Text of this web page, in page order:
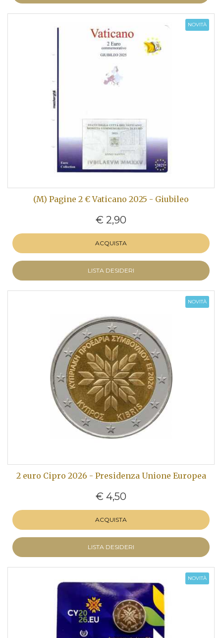
NOVITÀ
(M) Pagine 2 € Vaticano 2025 - Giubileo
€ 2,90
ACQUISTA
LISTA DESIDERI
NOVITÀ
2 euro Cipro 2026 - Presidenza Unione Europea
€ 4,50
ACQUISTA
LISTA DESIDERI
NOVITÀ